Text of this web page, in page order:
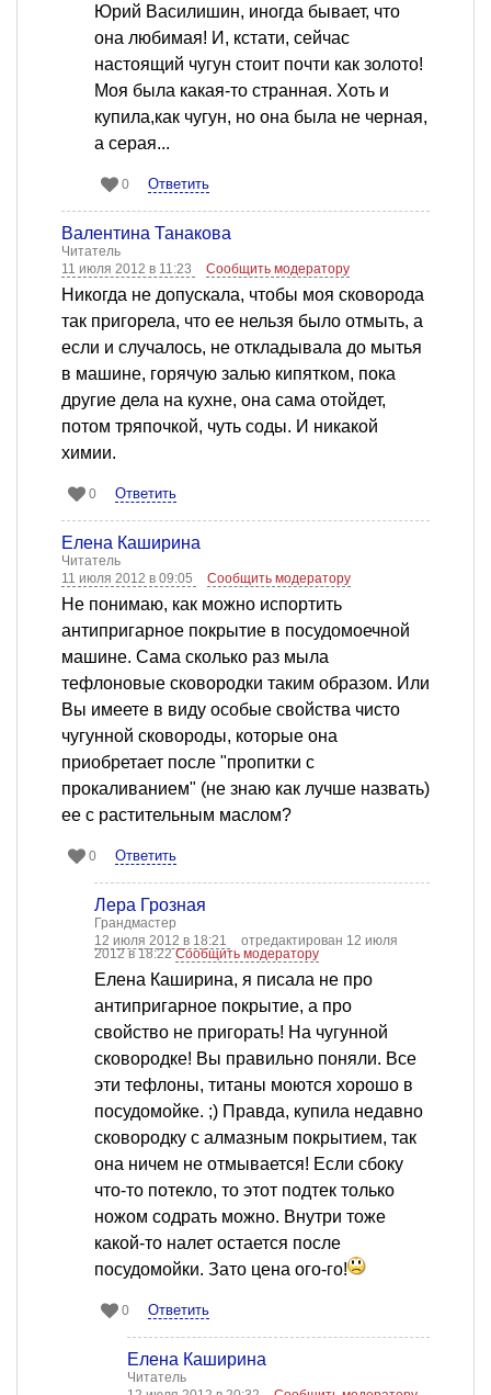
Юрий Василишин, иногда бывает, что
она любимая! И, кстати, сейчас
настоящий чугун стоит почти как золото!
Моя была какая-то странная. Хоть и
купила,как чугун, но она была не черная,
а серая...
0 Ответить
Валентина Танакова
Читатель
11 июля 2012 в 11:23
Сообщить модератору
Никогда не допускала, чтобы моя сковорода
так пригорела, что ее нельзя было отмыть, а
если и случалось, не откладывала до мытья
в машине, горячую залью кипятком, пока
другие дела на кухне, она сама отойдет,
потом тряпочкой, чуть соды. И никакой
химии.
0 Ответить
Елена Каширина
Читатель
11 июля 2012 в 09:05
Сообщить модератору
Не понимаю, как можно испортить
антипригарное покрытие в посудомоечной
машине. Сама сколько раз мыла
тефлоновые сковородки таким образом. Или
Вы имеете в виду особые свойства чисто
чугунной сковороды, которые она
приобретает после "пропитки с
прокаливанием" (не знаю как лучше назвать)
ее с растительным маслом?
0 Ответить
Лера Грозная
Грандмастер
12 июля 2012 в 18:21
отредактирован 12 июля
2012 в 18:22Сообщить модератору
Елена Каширина, я писала не про
антипригарное покрытие, а про
свойство не пригорать! На чугунной
сковородке! Вы правильно поняли. Все
эти тефлоны, титаны моются хорошо в
посудомойке. ;) Правда, купила недавно
сковородку с алмазным покрытием, так
она ничем не отмывается! Если сбоку
что-то потекло, то этот подтек только
ножом содрать можно. Внутри тоже
какой-то налет остается после
посудомойки. Зато цена ого-го!
0 Ответить
Елена Каширина
Читатель